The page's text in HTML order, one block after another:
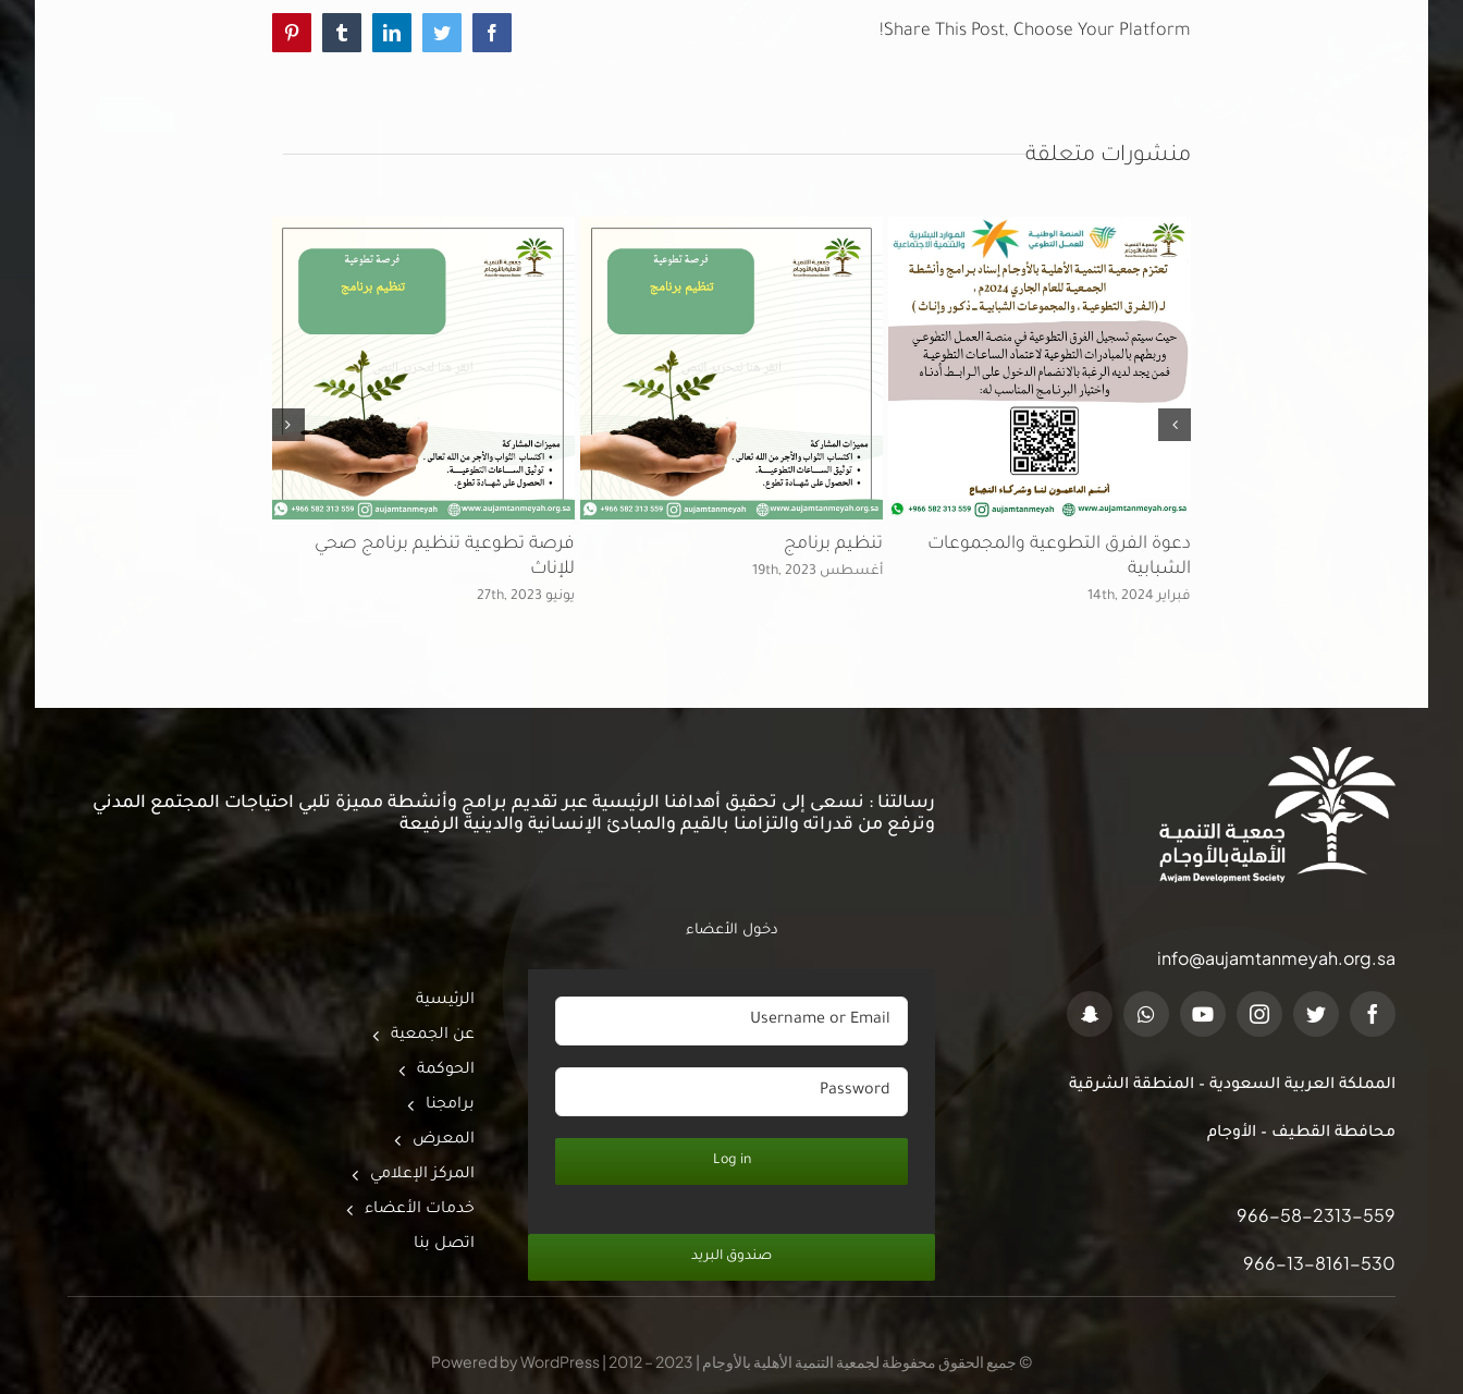
Share This Post, Choose Your Platform!
Facebook
Twitter
LinkedIn
Tumblr
Pinterest
منشورات متعلقة
دعوة الفرق التطوعية والمجموعات
الشبابية
فبراير 14th, 2024
تنظيم برنامج
أغسطس 19th, 2023
فرصة تطوعية تنظيم برنامج صحي
للإناث
يونيو 27th, 2023
رسالتنا : نسعى إلى تحقيق أهدافنا الرئيسية عبر تقديم برامج وأنشطة مميزة تلبي احتياجات المجتمع المدني
وترفع من قدراته والتزامنا بالقيم والمبادئ الإنسانية والدينية الرفيعة
info@aujamtanmeyah.org.sa
المملكة العربية السعودية – المنطقة الشرقية
محافطة القطيف – الأوجام
966-58-2313-559
966-13-8161-530
دخول الأعضاء
Log in
صندوق البريد
الرئيسية
عن الجمعية
الحوكمة
برامجنا
المعرض
المركز الإعلامي
خدمات الأعضاء
اتصل بنا
© جميع الحقوق محفوظة لجمعية التنمية الأهلية بالأوجام | 2023 – 2012 | Powered by WordPress